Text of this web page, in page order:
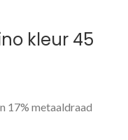
kleur 45
17% metaaldraad